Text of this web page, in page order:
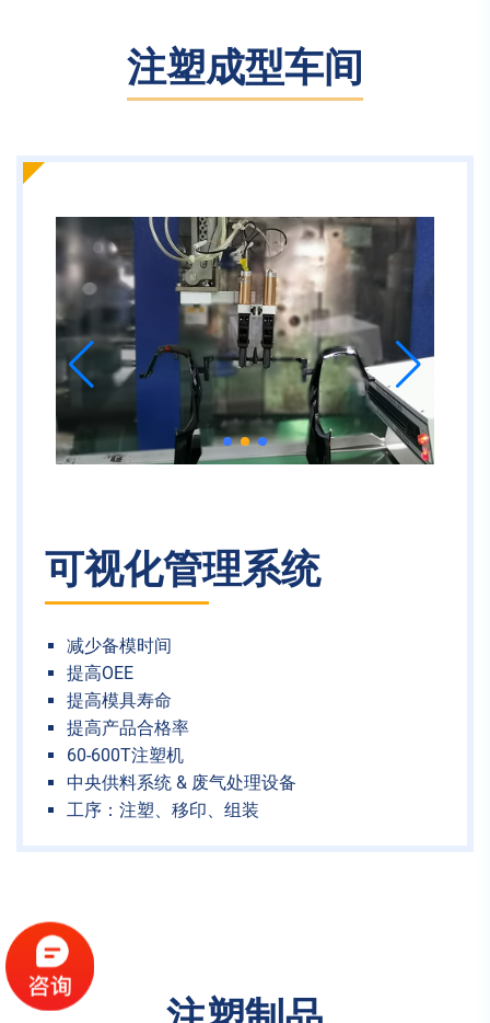
注塑成型车间
可视化管理系统
减少备模时间
提高OEE
提高模具寿命
提高产品合格率
60-600T注塑机
中央供料系统 & 废气处理设备
工序：注塑、移印、组装